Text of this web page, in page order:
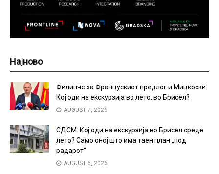
Најново
Филипче за Францускиот предлог и Мицкоски:
Кој оди на екскурзија во лето, во Брисел?
AUGUST 7, 2026
СДСМ: Кој оди на екскурзија во Брисел среде
лето? Само оној што има таен план „под
радарот“
AUGUST 6, 2026